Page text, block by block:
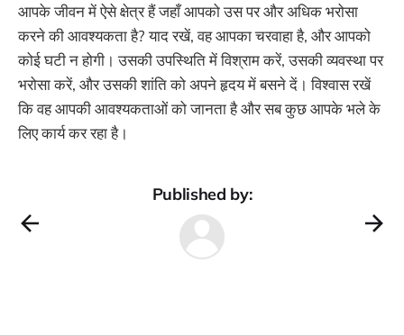
आपके जीवन में ऐसे क्षेत्र हैं जहाँ आपको उस पर और अधिक भरोसा
करने की आवश्यकता है? याद रखें, वह आपका चरवाहा है, और आपको
कोई घटी न होगी। उसकी उपस्थिति में विश्राम करें, उसकी व्यवस्था पर
भरोसा करें, और उसकी शांति को अपने हृदय में बसने दें। विश्वास रखें
कि वह आपकी आवश्यकताओं को जानता है और सब कुछ आपके भले के
लिए कार्य कर रहा है।
Published by: